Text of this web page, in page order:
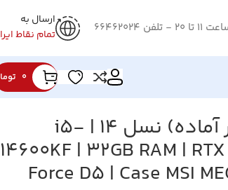
ارسال به
تمام نقاط
0
سیستم کیس کامل (کامپیوتر آماده) نسل 14 | i5-
14600KF | 32GB RAM |
Force D5 | Case MSI